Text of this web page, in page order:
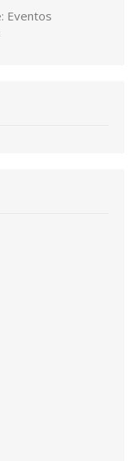
Eventos